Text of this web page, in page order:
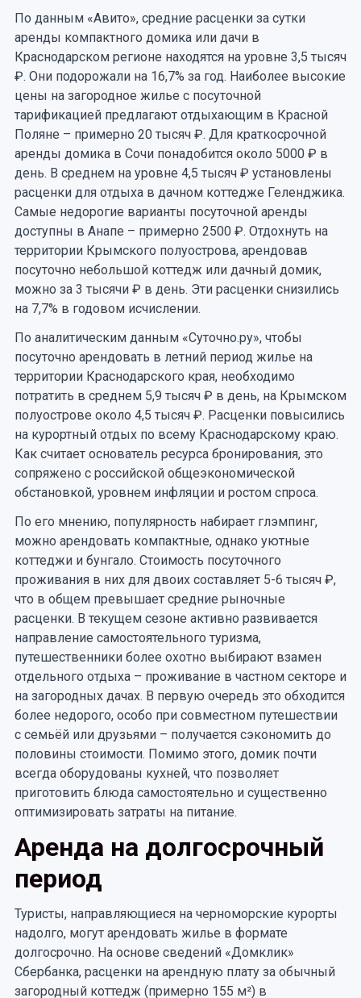
По данным «Авито», средние расценки за сутки
аренды компактного домика или дачи в
Краснодарском регионе находятся на уровне 3,5 тысяч
₽. Они подорожали на 16,7% за год. Наиболее высокие
цены на загородное жилье с посуточной
тарификацией предлагают отдыхающим в Красной
Поляне – примерно 20 тысяч ₽. Для краткосрочной
аренды домика в Сочи понадобится около 5000 ₽ в
день. В среднем на уровне 4,5 тысяч ₽ установлены
расценки для отдыха в дачном коттедже Геленджика.
Самые недорогие варианты посуточной аренды
доступны в Анапе – примерно 2500 ₽. Отдохнуть на
территории Крымского полуострова, арендовав
посуточно небольшой коттедж или дачный домик,
можно за 3 тысячи ₽ в день. Эти расценки снизились
на 7,7% в годовом исчислении.
По аналитическим данным «Суточно.ру», чтобы
посуточно арендовать в летний период жилье на
территории Краснодарского края, необходимо
потратить в среднем 5,9 тысяч ₽ в день, на Крымском
полуострове около 4,5 тысяч ₽. Расценки повысились
на курортный отдых по всему Краснодарскому краю.
Как считает основатель ресурса бронирования, это
сопряжено с российской общеэкономической
обстановкой, уровнем инфляции и ростом спроса.
По его мнению, популярность набирает глэмпинг,
можно арендовать компактные, однако уютные
коттеджи и бунгало. Стоимость посуточного
проживания в них для двоих составляет 5-6 тысяч ₽,
что в общем превышает средние рыночные
расценки. В текущем сезоне активно развивается
направление самостоятельного туризма,
путешественники более охотно выбирают взамен
отдельного отдыха – проживание в частном секторе и
на загородных дачах. В первую очередь это обходится
более недорого, особо при совместном путешествии
с семьёй или друзьями – получается сэкономить до
половины стоимости. Помимо этого, домик почти
всегда оборудованы кухней, что позволяет
приготовить блюда самостоятельно и существенно
оптимизировать затраты на питание.
Аренда на долгосрочный
период
Туристы, направляющиеся на черноморские курорты
надолго, могут арендовать жилье в формате
долгосрочно. На основе сведений «Домклик»
Сбербанка, расценки на арендную плату за обычный
загородный коттедж (примерно 155 м²) в